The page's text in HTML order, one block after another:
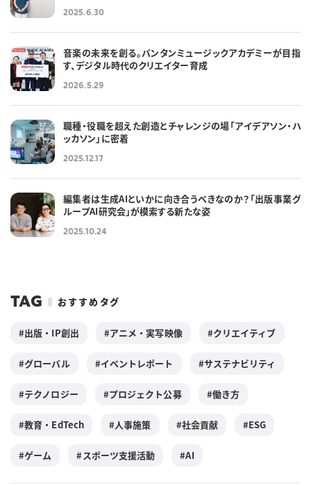
2025.6.30
音楽の未来を創る。バンタンミュージックアカデミーが目指
す、デジタル時代のクリエイター育成
2026.5.29
職種・役職を超えた創造とチャレンジの場「アイデアソン・ハ
ッカソン」に密着
2025.12.17
編集者は生成AIといかに向き合うべきなのか？「出版事業グ
ループAI研究会」が模索する新たな姿
2025.10.24
TAG おすすめタグ
出版・IP創出 アニメ・実写映像 クリエイティブ
グローバル イベントレポート サステナビリティ
テクノロジー プロジェクト公募 働き方
教育・EdTech 人事施策 社会貢献 ESG
ゲーム スポーツ支援活動 AI